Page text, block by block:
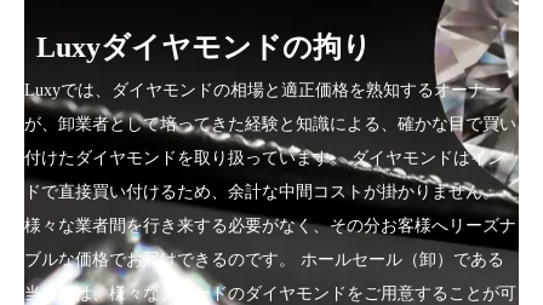
Luxyダイヤモンドの拘り
Luxyでは、ダイヤモンドの相場と適正価格を熟知するオーナー
が、卸業者として培ってきた経験と知識による、確かな目で買い
付けたダイヤモンドを取り扱っています。 ダイヤモンドはイン
ドで直接買い付けるため、余計な中間コストが掛かりません。
様々な業者間を行き来する必要がなく、その分お客様へリーズナ
ブルな価格でお届けできるのです。 ホールセール（卸）である
当社では、様々なグレードのダイヤモンドをご用意することが可